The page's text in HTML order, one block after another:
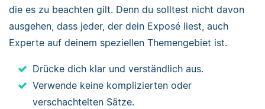
die es zu beachten gilt. Denn du solltest nicht davon
ausgehen, dass jeder, der dein Exposé liest, auch
Experte auf deinem speziellen Themengebiet ist.
Drücke dich klar und verständlich aus.
Verwende keine komplizierten oder
verschachtelten Sätze.